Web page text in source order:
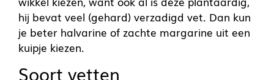
hij bevat veel (gehard) verzadigd vet. Dan kun
je beter halvarine of zachte margarine uit een
kuipje kiezen.
Soort vetten